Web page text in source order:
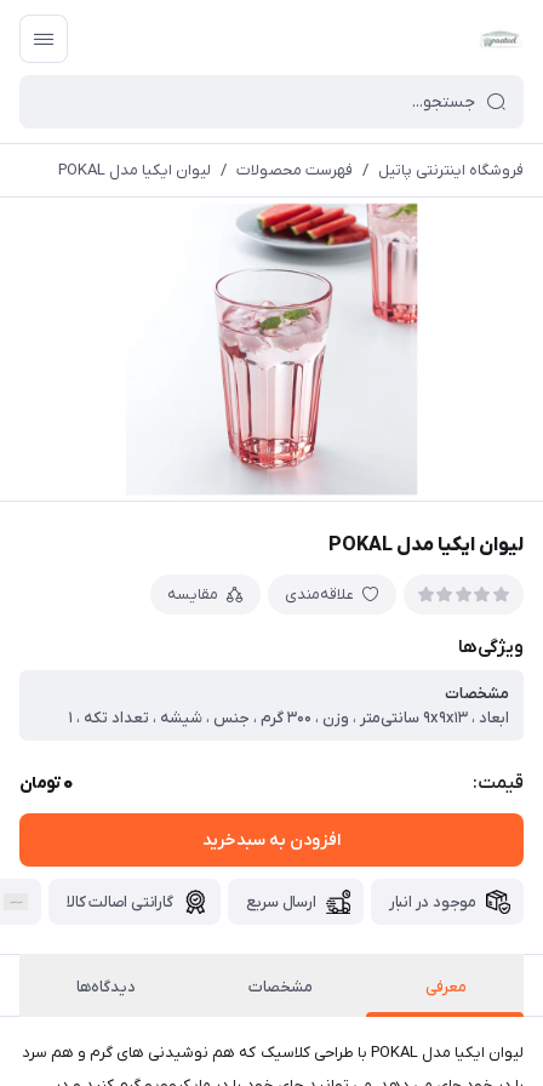
فروشگاه اینترنتی پاتیل / فهرست محصولات / لیوان ایکیا مدل POKAL
لیوان ایکیا مدل POKAL
علاقه‌مندی مقایسه
ویژگی‌ها
مشخصات
ابعاد ، ۹x۹x۱۳ سانتی‌متر ، وزن ، ۳۰۰ گرم ، جنس ، شیشه ، تعداد تکه ، ۱
قیمت: 0تومان
افزودن به سبدخرید
موجود در انبار ارسال سریع گارانتی اصالت کالا
معرفی مشخصات دیدگاه‌ها
لیوان ایکیا مدل POKAL با طراحی کلاسیک که هم نوشیدنی های گرم و هم سرد